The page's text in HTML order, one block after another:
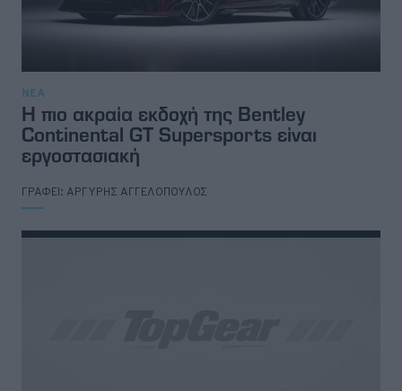
ΝΕΑ
Η πιο ακραία εκδοχή της Bentley
Continental GT Supersports είναι
εργοστασιακή
ΓΡΑΦΕΙ: ΑΡΓΥΡΗΣ ΑΓΓΕΛΟΠΟΥΛΟΣ